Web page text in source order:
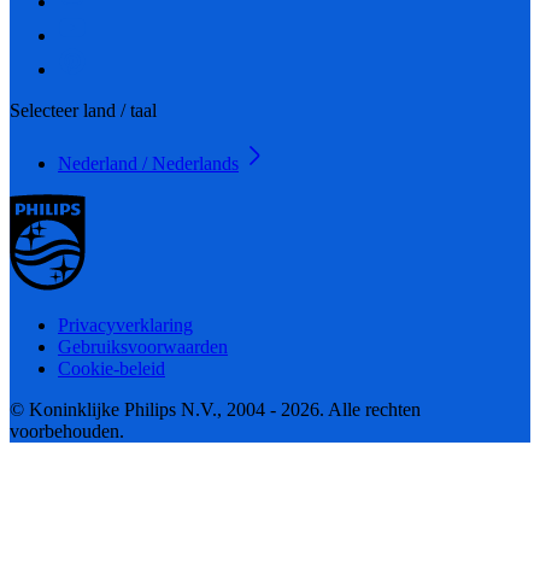
Selecteer land / taal
Nederland / Nederlands
Privacyverklaring
Gebruiksvoorwaarden
Cookie-beleid
© Koninklijke Philips N.V., 2004 - 2026. Alle rechten
voorbehouden.